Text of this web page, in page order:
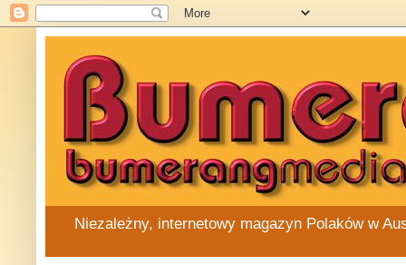
Niezależny, internetowy magazyn Polaków w